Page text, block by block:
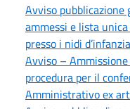
Avviso
ammessi e lista
presso i nidi
Avviso –
procedura per il
Amministrativo ex